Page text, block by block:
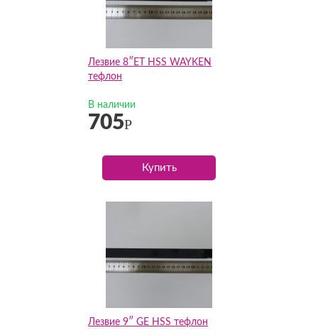
Лезвие 8″ET HSS WAYKEN
тефлон
В наличии
705Р
Купить
Лезвие 9″ GE HSS тефлон